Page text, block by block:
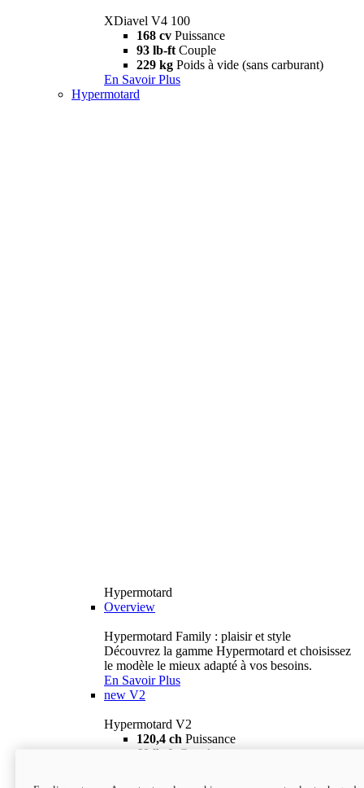
XDiavel V4 100
168 cv Puissance
93 lb-ft Couple
229 kg Poids à vide (sans carburant)
En Savoir Plus
Hypermotard
Hypermotard
Overview
Hypermotard Family : plaisir et style
Découvrez la gamme Hypermotard et choisissez
le modèle le mieux adapté à vos besoins.
En Savoir Plus
new V2
Hypermotard V2
120,4 ch Puissance
69 lb-ft
Couple
18 895 $